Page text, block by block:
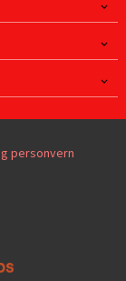
personvern